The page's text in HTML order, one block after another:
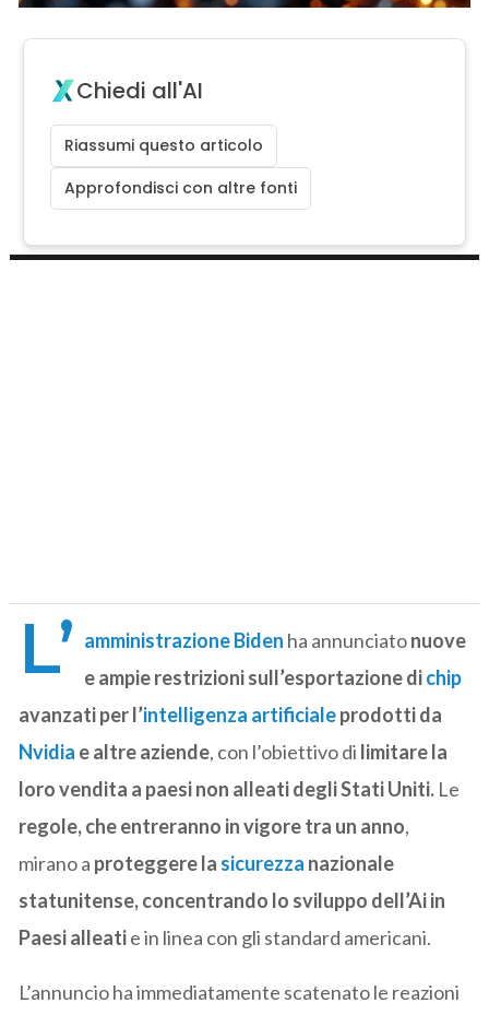
Chiedi all'AI
Riassumi questo articolo
Approfondisci con altre fonti
L’ amministrazione Biden ha annunciatonuove
e ampie restrizioni sull’esportazione dichip
avanzati per l’intelligenza artificialeprodotti da
Nvidia e altre aziende, con l’obiettivo di limitare la
loro vendita a paesi non alleati degli Stati Uniti. Le
regole, che entreranno in vigore tra un anno,
mirano a proteggere la sicurezza nazionale
statunitense, concentrando lo sviluppo dell’Ai in
Paesi alleatie in linea con gli standard americani.
L’annuncio ha immediatamente scatenato le reazioni